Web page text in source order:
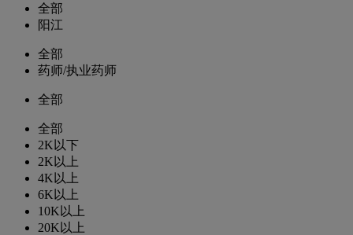
全部
阳江
全部
药师/执业药师
全部
全部
2K以下
2K以上
4K以上
6K以上
10K以上
20K以上